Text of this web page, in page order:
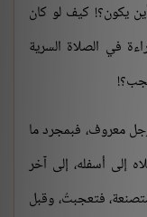
يكون؟! كيف لو كان
في الصلاة السرية
معروف، فبمجرد ما
إلى أسفله، إلى آخر
فتعجبتُ، وقبل